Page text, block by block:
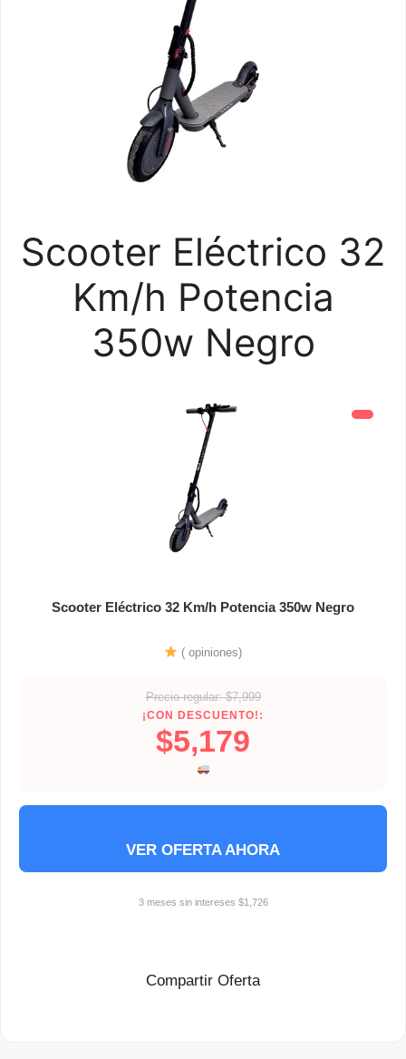
Scooter Eléctrico 32
Km/h Potencia
350w Negro
Scooter Eléctrico 32 Km/h Potencia 350w Negro
( opiniones)
Precio regular: $7,999
¡CON DESCUENTO!:
$5,179
VER OFERTA AHORA
3 meses sin intereses $1,726
Compartir Oferta